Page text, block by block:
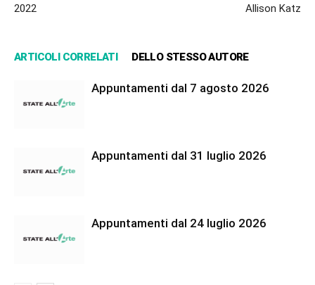
2022
Allison Katz
ARTICOLI CORRELATI DELLO STESSO AUTORE
Appuntamenti dal 7 agosto 2026
Appuntamenti dal 31 luglio 2026
Appuntamenti dal 24 luglio 2026